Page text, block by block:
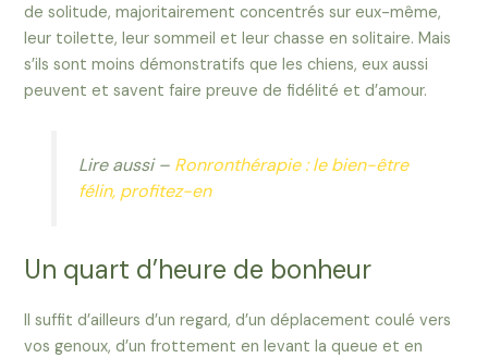
de solitude, majoritairement concentrés sur eux-même,
leur toilette, leur sommeil et leur chasse en solitaire. Mais
s’ils sont moins démonstratifs que les chiens, eux aussi
peuvent et savent faire preuve de fidélité et d’amour.
Lire aussi – Ronronthérapie : le bien-être
félin, profitez-en
Un quart d’heure de bonheur
Il suffit d’ailleurs d’un regard, d’un déplacement coulé vers
vos genoux, d’un frottement en levant la queue et en